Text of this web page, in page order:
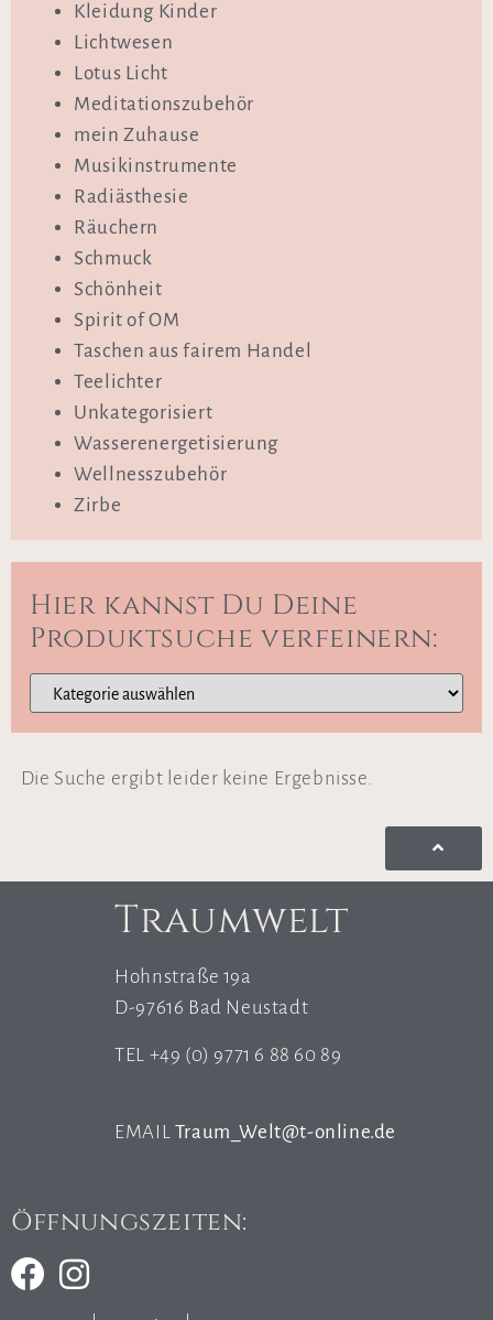
Kleidung Kinder
Lichtwesen
Lotus Licht
Meditationszubehör
mein Zuhause
Musikinstrumente
Radiästhesie
Räuchern
Schmuck
Schönheit
Spirit of OM
Taschen aus fairem Handel
Teelichter
Unkategorisiert
Wasserenergetisierung
Wellnesszubehör
Zirbe
Hier kannst Du Deine
Produktsuche verfeinern:
Die Suche ergibt leider keine Ergebnisse.
Traumwelt
Hohnstraße 19a
D-97616 Bad Neustadt
TEL +49 (0) 9771 6 88 60 89
EMAIL Traum_Welt@t-online.de
Öffnungszeiten: